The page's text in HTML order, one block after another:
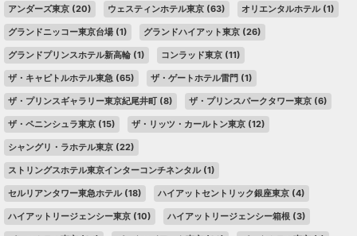
アンダーズ東京 (20) ウェスティンホテル東京 (63) オリエンタルホテル(1)
グランドニッコー東京台場 (1) グランドハイアット東京 (26)
グランドプリンスホテル新高輪 (1) コンラッド東京 (11)
ザ・キャピトルホテル東急 (65) ザ・ゲートホテル雷門 (1)
ザ・プリンスギャラリー東京紀尾井町 (8) ザ・プリンスパークタワー東京 (6)
ザ・ペニンシュラ東京 (15) ザ・リッツ・カールトン東京 (12)
シャングリ・ラホテル東京 (22)
ストリングスホテル東京インターコンチネンタル(1)
セルリアンタワー東急ホテル(18) ハイアットセントリック銀座東京 (4)
ハイアットリージェンシー東京 (10) ハイアットリージェンシー箱根 (3)